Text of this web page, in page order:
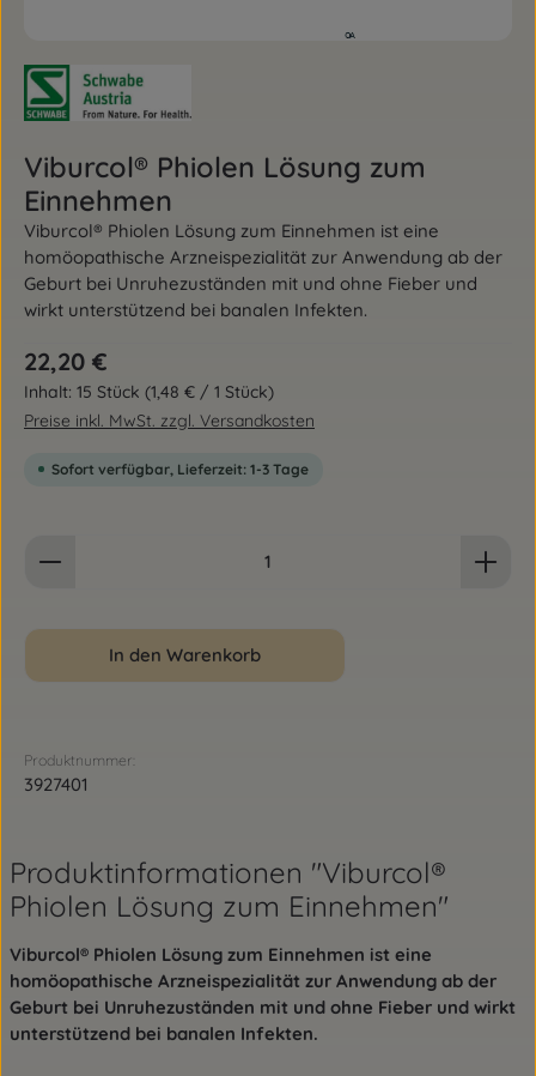
Viburcol® Phiolen Lösung zum
Einnehmen
Viburcol® Phiolen Lösung zum Einnehmen ist eine
homöopathische Arzneispezialität zur Anwendung ab der
Geburt bei Unruhezuständen mit und ohne Fieber und
wirkt unterstützend bei banalen Infekten.
Regulärer Preis:
22,20 €
Inhalt: 15 Stück (1,48 € / 1 Stück)
Preise inkl. MwSt. zzgl. Versandkosten
Sofort verfügbar, Lieferzeit: 1-3 Tage
In den Warenkorb
Produktnummer:
3927401
Produktinformationen "Viburcol®
Phiolen Lösung zum Einnehmen"
Viburcol® Phiolen Lösung zum Einnehmen ist eine
homöopathische Arzneispezialität zur Anwendung ab der
Geburt bei Unruhezuständen mit und ohne Fieber und wirkt
unterstützend bei banalen Infekten.